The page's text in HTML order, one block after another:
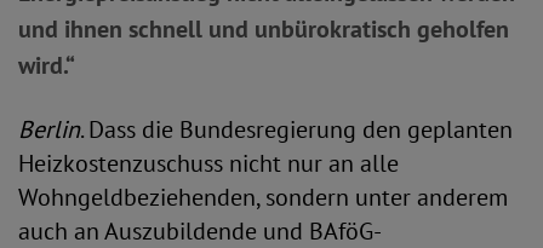
und ihnen schnell und unbürokratisch geholfen
wird.“
Berlin. Dass die Bundesregierung den geplanten
Heizkostenzuschuss nicht nur an alle
Wohngeldbeziehenden, sondern unter anderem
auch an Auszubildende und BAföG-